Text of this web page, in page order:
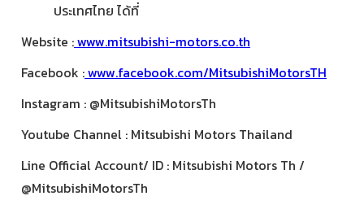
ประเทศไทย ได้ที่
Website :www.mitsubishi-motors.co.th
Facebook :www.facebook.com/MitsubishiMotorsTH
Instagram : @MitsubishiMotorsTh
Youtube Channel : Mitsubishi Motors Thailand
Line Official Account/ ID : Mitsubishi Motors Th /
@MitsubishiMotorsTh